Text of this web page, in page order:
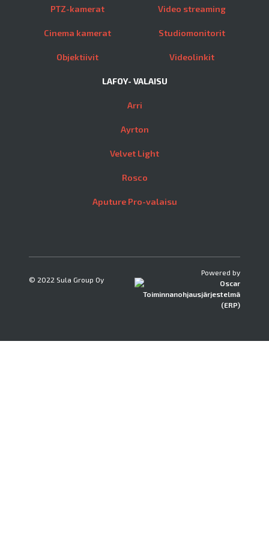
PTZ-kamerat
Cinema kamerat
Objektiivit
Video streaming
Studiomonitorit
Videolinkit
LAFOY- VALAISU
Arri
Ayrton
Velvet Light
Rosco
Aputure Pro-valaisu
© 2022 Sula Group Oy
Powered by